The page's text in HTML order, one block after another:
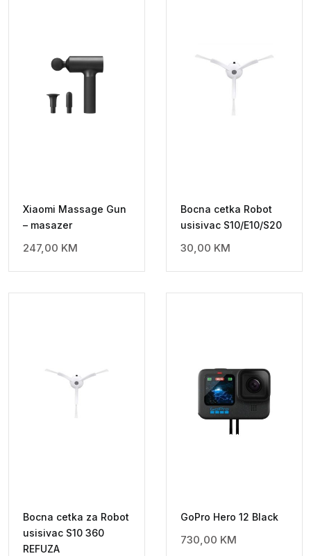
Xiaomi Massage Gun
– masazer
247,00 KM
Bocna cetka Robot
usisivac S10/E10/S20
30,00 KM
Bocna cetka za Robot
usisivac S10 360
REFUZA
GoPro Hero 12 Black
730,00 KM